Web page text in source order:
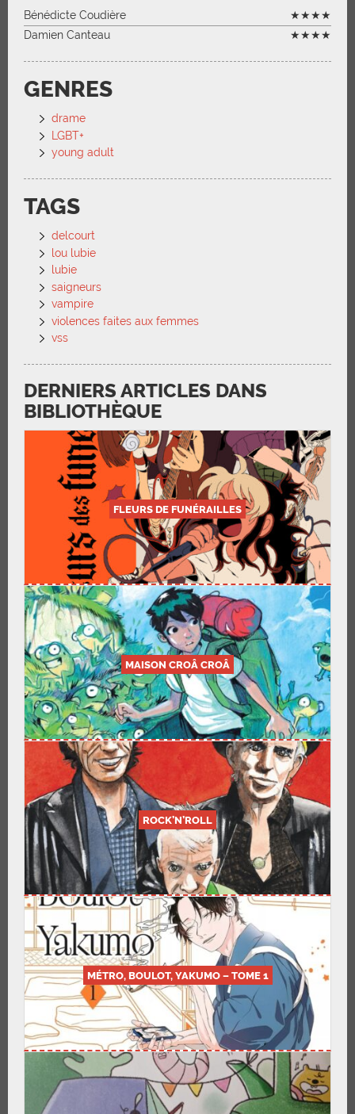
Bénédicte Coudière
★★★★
Damien Canteau
★★★★
GENRES
drame
LGBT+
young adult
TAGS
delcourt
lou lubie
lubie
saigneurs
vampire
violences faites aux femmes
vss
DERNIERS ARTICLES DANS
BIBLIOTHÈQUE
FLEURS DE FUNÉRAILLES
MAISON CROÂ CROÂ
ROCK’N’ROLL
MÉTRO, BOULOT, YAKUMO – TOME 1